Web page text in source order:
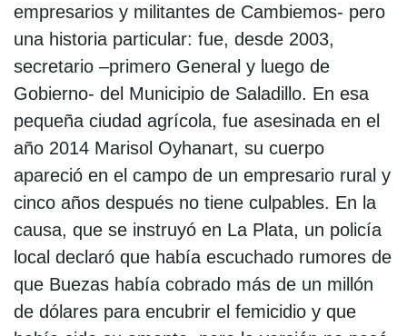
empresarios y militantes de Cambiemos- pero
una historia particular: fue, desde 2003,
secretario –primero General y luego de
Gobierno- del Municipio de Saladillo. En esa
pequeña ciudad agrícola, fue asesinada en el
año 2014 Marisol Oyhanart, su cuerpo
apareció en el campo de un empresario rural y
cinco años después no tiene culpables. En la
causa, que se instruyó en La Plata, un policía
local declaró que había escuchado rumores de
que Buezas había cobrado más de un millón
de dólares para encubrir el femicidio y que